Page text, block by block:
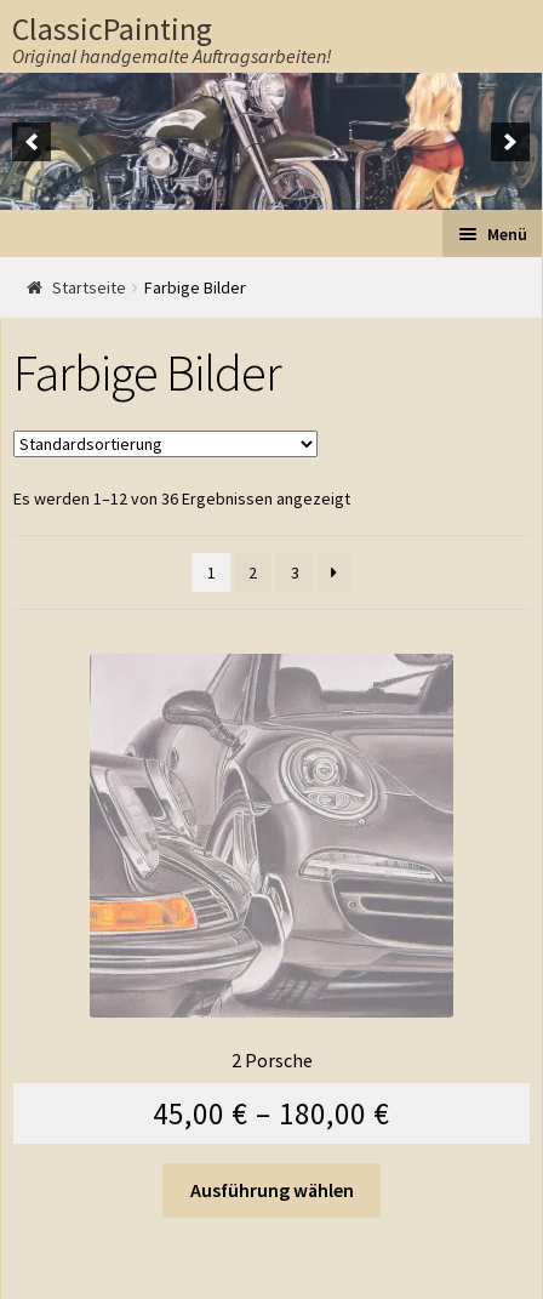
ClassicPainting
Original handgemalte Auftragsarbeiten!
Menü
Start
Auftrag
Impressum
Datenschutzerklärung
Startseite Farbige Bilder
Farbige Bilder
Es werden 1–12 von 36 Ergebnissen angezeigt
1 2 3
2 Porsche
45,00 € – 180,00 €
Ausführung wählen